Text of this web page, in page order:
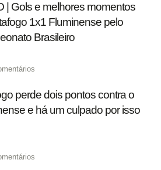
| Gols e melhores momentos
1x1 Fluminense pelo
Brasileiro
perde dois pontos contra o
e há um culpado por isso